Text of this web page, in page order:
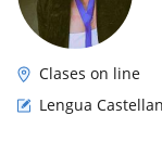
Clases on line
Lengua